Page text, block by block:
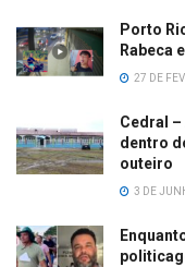
Porto
Rabeca
27 DE
Cedral
dentro
outeiro
3 DE